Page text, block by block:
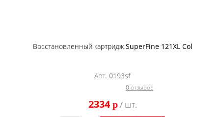
Восстановленный картридж SuperFine 121XL Col
Арт. 0193sf
0 отзывов
2334p/ шт.